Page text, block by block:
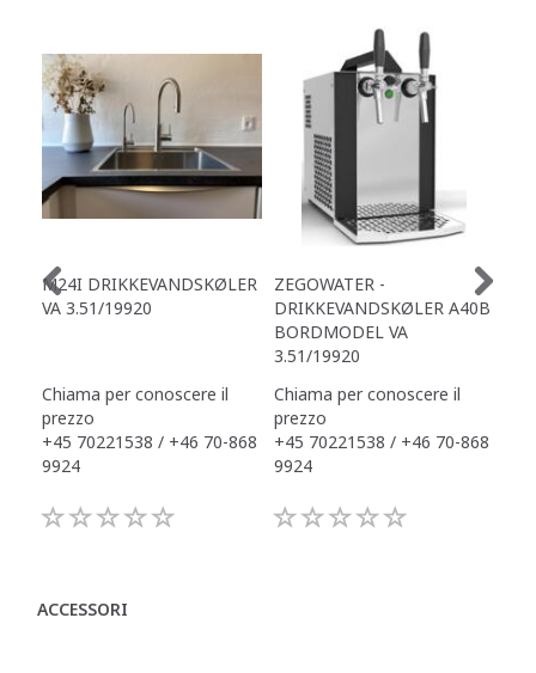
M24I DRIKKEVANDSKØLER
VA 3.51/19920
Chiama per conoscere il
prezzo
+45 70221538 / +46 70-868
9924
ZEGOWATER -
DRIKKEVANDSKØLER A40B
BORDMODEL VA
3.51/19920
Chiama per conoscere il
prezzo
+45 70221538 / +46 70-868
9924
ACCESSORI